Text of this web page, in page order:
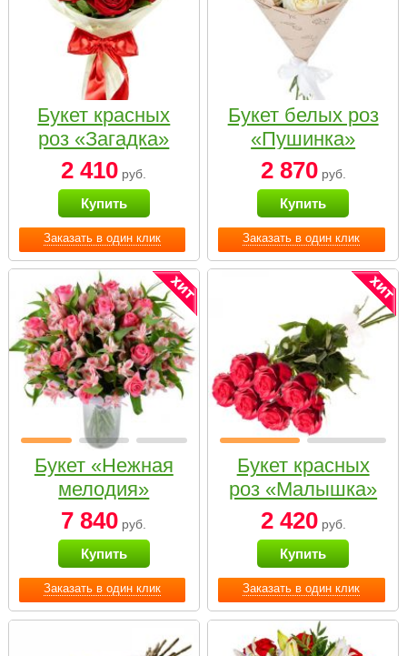
Заказать в один клик
Букет красных
роз «Загадка»
2 410 руб.
Купить
Заказать в один клик
Букет белых роз
«Пушинка»
2 870руб.
Купить
Заказать в один клик
Букет «Нежная
мелодия»
7 840 руб.
Купить
Заказать в один клик
Букет красных
роз «Малышка»
2 420руб.
Купить